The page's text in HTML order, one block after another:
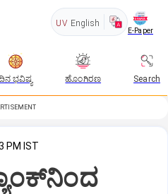
UV English
E-Paper
ಭವಿಷ್ಯ ಹೊಂಗಿರಣ Search
PM IST